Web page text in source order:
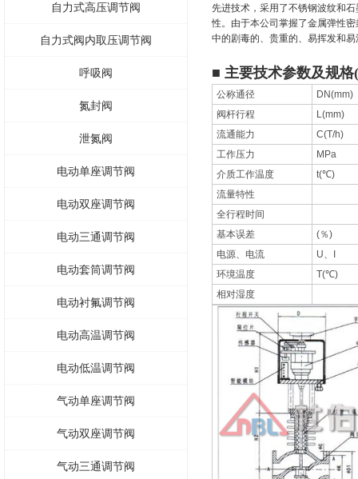
自力式高压调节阀
自力式阀内取压调节阀
呼吸阀
氮封阀
泄氮阀
电动单座调节阀
电动双座调节阀
电动三通调节阀
电动套筒调节阀
电动衬氟调节阀
电动高温调节阀
电动低温调节阀
气动单座调节阀
气动双座调节阀
气动三通调节阀
先进技术，采用了不锈钢波纹和
性。由于本公司掌握了金属弹性
中的剧毒的、贵重的、易挥发和
■ 主要技术参数及规格
公称通径
DN(mm)
阀杆行程
L(mm)
流通能力
C(T/h)
工作压力
MPa
介质工作温度
t(℃)
流量特性
全行程时间
基本误差
(％)
电源、电流
U、I
环境温度
T(℃)
相对湿度